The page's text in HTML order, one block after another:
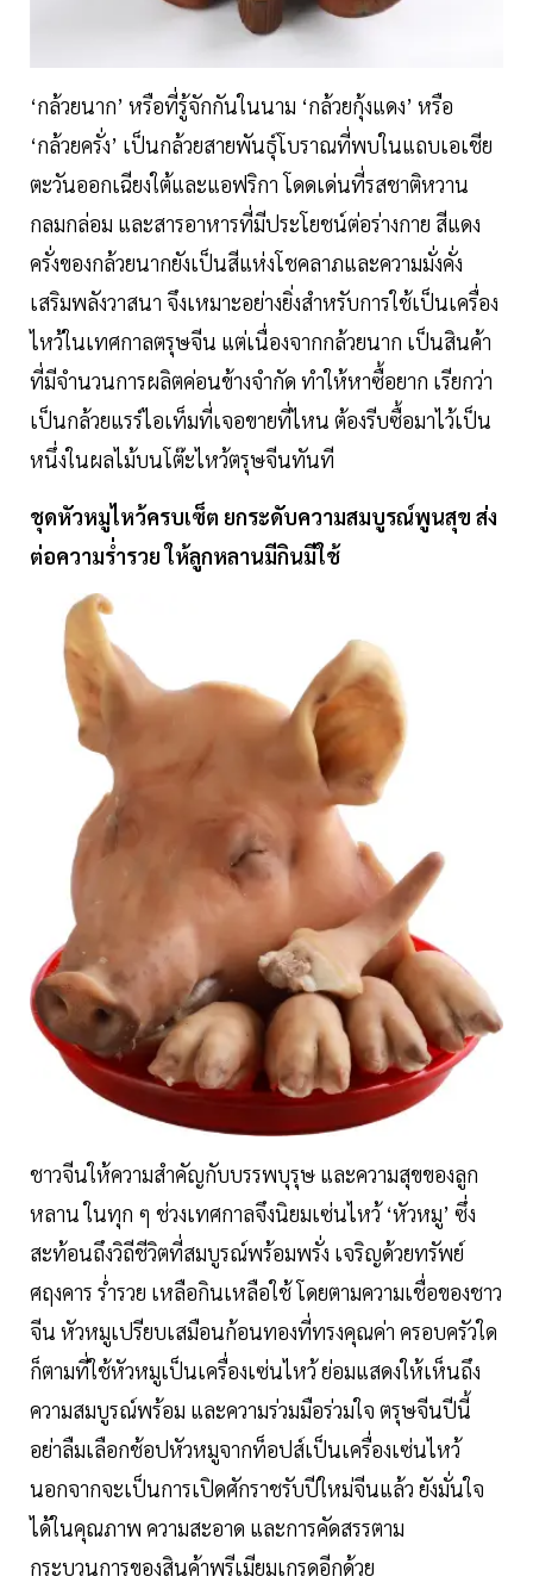
‘กล้วยนาก’ หรือที่รู้จักกันในนาม ‘กล้วยกุ้งแดง’ หรือ
‘กล้วยครั่ง’ เป็นกล้วยสายพันธุ์โบราณที่พบในแถบเอเชีย
ตะวันออกเฉียงใต้และแอฟริกา โดดเด่นที่รสชาติหวาน
กลมกล่อม และสารอาหารที่มีประโยชน์ต่อร่างกาย สีแดง
ครั่งของกล้วยนากยังเป็นสีแห่งโชคลาภและความมั่งคั่ง
เสริมพลังวาสนา จึงเหมาะอย่างยิ่งสำหรับการใช้เป็นเครื่อง
ไหว้ในเทศกาลตรุษจีน แต่เนื่องจากกล้วยนาก เป็นสินค้า
ที่มีจำนวนการผลิตค่อนข้างจำกัด ทำให้หาซื้อยาก เรียกว่า
เป็นกล้วยแรร์ไอเท็มที่เจอขายที่ไหน ต้องรีบซื้อมาไว้เป็น
หนึ่งในผลไม้บนโต๊ะไหว้ตรุษจีนทันที
ชุดหัวหมูไหว้ครบเซ็ต ยกระดับความสมบูรณ์พูนสุข ส่ง
ต่อความร่ำรวย ให้ลูกหลานมีกินมีใช้
ชาวจีนให้ความสำคัญกับบรรพบุรุษ และความสุขของลูก
หลาน ในทุก ๆ ช่วงเทศกาลจึงนิยมเซ่นไหว้ ‘หัวหมู’ ซึ่ง
สะท้อนถึงวิถีชีวิตที่สมบูรณ์พร้อมพรั่ง เจริญด้วยทรัพย์
ศฤงคาร ร่ำรวย เหลือกินเหลือใช้ โดยตามความเชื่อของชาว
จีน หัวหมูเปรียบเสมือนก้อนทองที่ทรงคุณค่า ครอบครัวใด
ก็ตามที่ใช้หัวหมูเป็นเครื่องเซ่นไหว้ ย่อมแสดงให้เห็นถึง
ความสมบูรณ์พร้อม และความร่วมมือร่วมใจ ตรุษจีนปีนี้
อย่าลืมเลือกช้อปหัวหมูจากท็อปส์เป็นเครื่องเซ่นไหว้
นอกจากจะเป็นการเปิดศักราชรับปีใหม่จีนแล้ว ยังมั่นใจ
ได้ในคุณภาพ ความสะอาด และการคัดสรรตาม
กระบวนการของสินค้าพรีเมียมเกรดอีกด้วย